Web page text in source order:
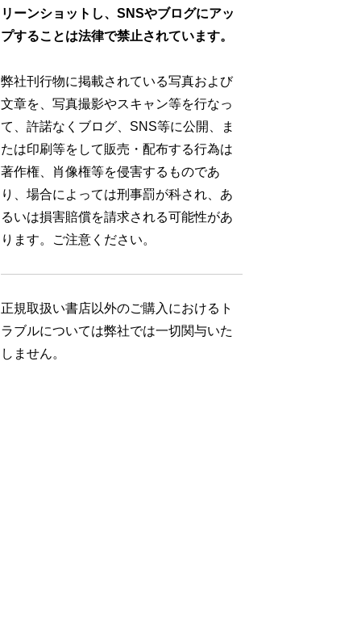
リーンショットし、SNSやブログにアッ
プすることは法律で禁止されています。
弊社刊行物に掲載されている写真および
文章を、写真撮影やスキャン等を行なっ
て、許諾なくブログ、SNS等に公開、ま
たは印刷等をして販売・配布する行為は
著作権、肖像権等を侵害するものであ
り、場合によっては刑事罰が科され、あ
るいは損害賠償を請求される可能性があ
ります。ご注意ください。
正規取扱い書店以外のご購入におけるト
ラブルについては弊社では一切関与いた
しません。